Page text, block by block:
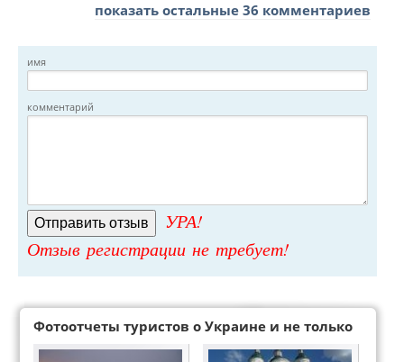
показать остальные 36 комментариев
имя
комментарий
УРА!
Отзыв регистрации не требует!
Фотоотчеты туристов о Украине и не только